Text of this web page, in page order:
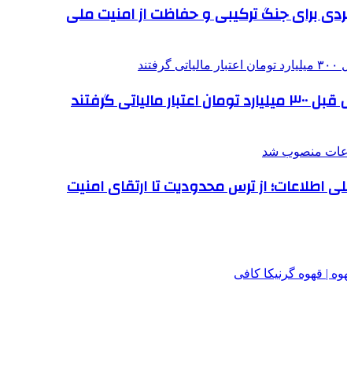
برای جنگ ترکیبی و حفاظت از امنیت ملی
گرفتند
اطلاعات؛ از ترس محدودیت تا ارتقای امنیت
| قهوه گرنیکا کافی